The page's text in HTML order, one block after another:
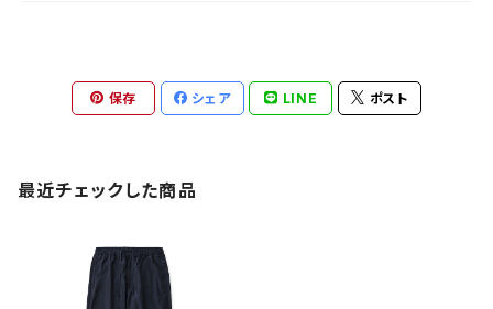
保存 シェア LINE ポスト
最近チェックした商品